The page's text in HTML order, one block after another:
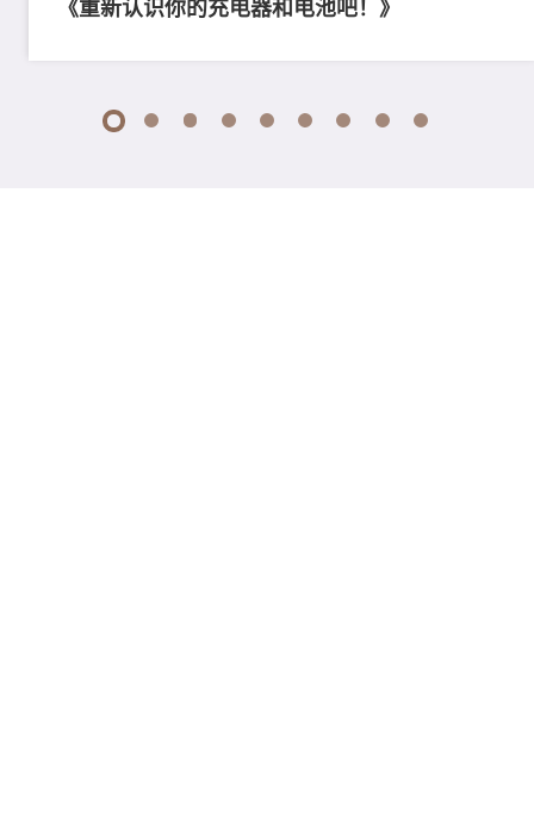
《重新认识你的充电器和电池吧！》
1 2 3 4 5 6 7 8 9